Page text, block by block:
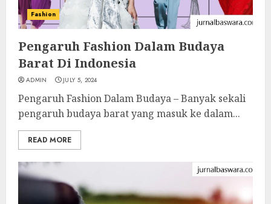
Fashion
Pengaruh Fashion Dalam Budaya
Barat Di Indonesia
ADMIN JULY 5, 2024
Pengaruh Fashion Dalam Budaya – Banyak sekali
pengaruh budaya barat yang masuk ke dalam...
READ MORE